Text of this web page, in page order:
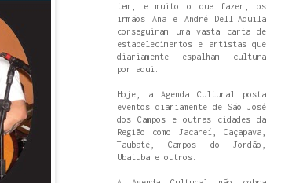
tem, e muito o que fazer, os
irmãos Ana e André Dell'Aquila
conseguiram uma vasta carta de
estabelecimentos e artistas que
diariamente espalham cultura
por aqui.
Hoje, a Agenda Cultural posta
eventos diariamente de São José
dos Campos e outras cidades da
Região como Jacareí, Caçapava,
Taubaté, Campos do Jordão,
Ubatuba e outros.